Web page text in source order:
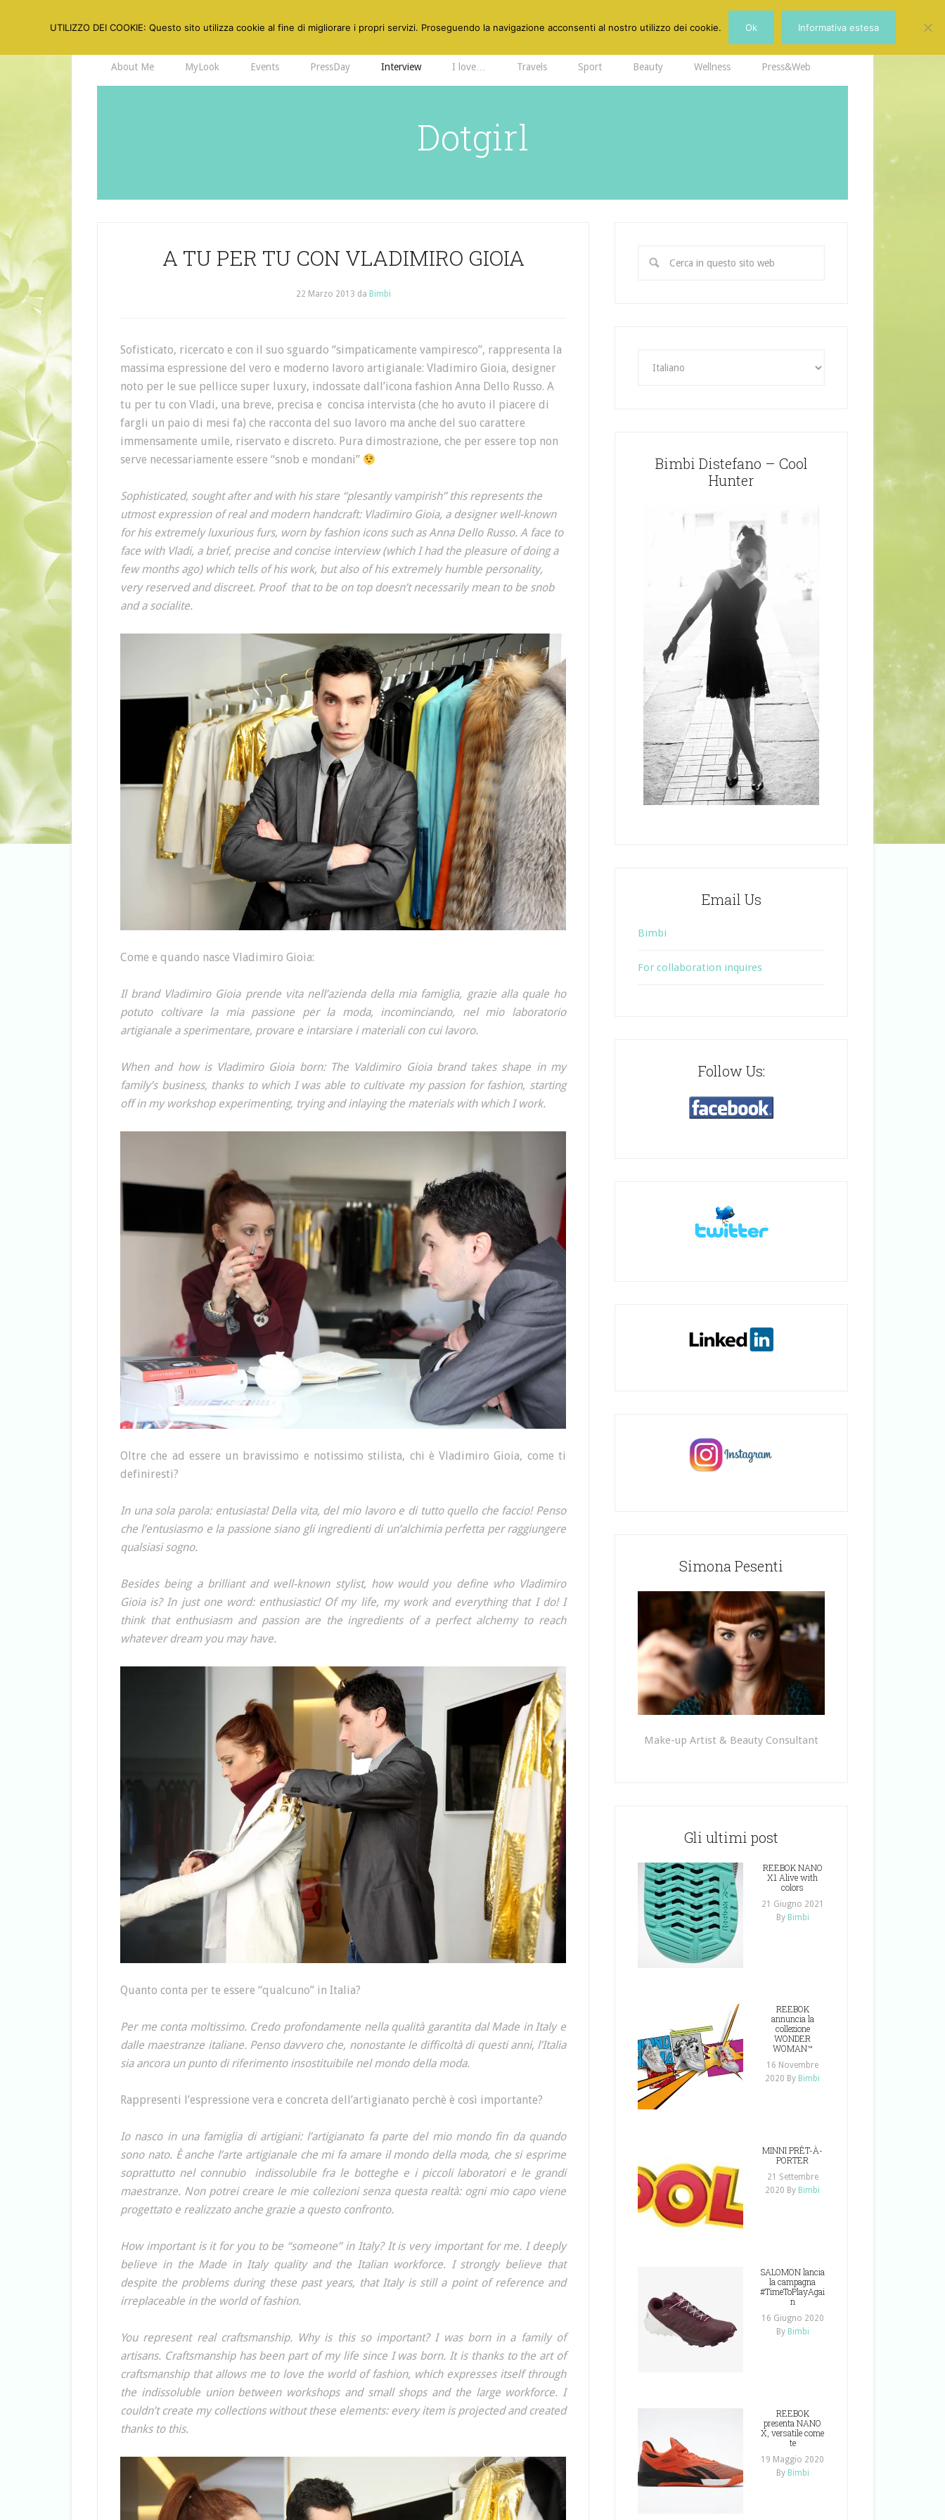
About Me MyLook Events PressDay Interview I love… Travels Sport Beauty Wellness Press&Web
Dotgirl
A TU PER TU CON VLADIMIRO GIOIA
22 Marzo 2013 da Bimbi
Sofisticato, ricercato e con il suo sguardo “simpaticamente vampiresco”, rappresenta la
massima espressione del vero e moderno lavoro artigianale: Vladimiro Gioia, designer
noto per le sue pellicce super luxury, indossate dall’icona fashion Anna Dello Russo. A
tu per tu con Vladi, una breve, precisa e concisa intervista (che ho avuto il piacere di
fargli un paio di mesi fa) che racconta del suo lavoro ma anche del suo carattere
immensamente umile, riservato e discreto. Pura dimostrazione, che per essere top non
serve necessariamente essere “snob e mondani”
Sophisticated, sought after and with his stare “plesantly vampirish” this represents the
utmost expression of real and modern handcraft: Vladimiro Gioia, a designer well-known
for his extremely luxurious furs, worn by fashion icons such as Anna Dello Russo. A face to
face with Vladi, a brief, precise and concise interview (which I had the pleasure of doing a
few months ago) which tells of his work, but also of his extremely humble personality,
very reserved and discreet. Proof that to be on top doesn’t necessarily mean to be snob
and a socialite.
Come e quando nasce Vladimiro Gioia:
Il brand Vladimiro Gioia prende vita nell’azienda della mia famiglia, grazie alla quale ho
potuto coltivare la mia passione per la moda, incominciando, nel mio laboratorio
artigianale a sperimentare, provare e intarsiare i materiali con cui lavoro.
When and how is Vladimiro Gioia born: The Valdimiro Gioia brand takes shape in my
family’s business, thanks to which I was able to cultivate my passion for fashion, starting
off in my workshop experimenting, trying and inlaying the materials with which I work.
Oltre che ad essere un bravissimo e notissimo stilista, chi è Vladimiro Gioia, come ti
definiresti?
In una sola parola: entusiasta! Della vita, del mio lavoro e di tutto quello che faccio! Penso
che l’entusiasmo e la passione siano gli ingredienti di un’alchimia perfetta per raggiungere
qualsiasi sogno.
Besides being a brilliant and well-known stylist, how would you define who Vladimiro
Gioia is? In just one word: enthusiastic! Of my life, my work and everything that I do! I
think that enthusiasm and passion are the ingredients of a perfect alchemy to reach
whatever dream you may have.
Quanto conta per te essere “qualcuno” in Italia?
Per me conta moltissimo. Credo profondamente nella qualità garantita dal Made in Italy e
dalle maestranze italiane. Penso davvero che, nonostante le difficoltà di questi anni, l’Italia
sia ancora un punto di riferimento insostituibile nel mondo della moda.
Rappresenti l’espressione vera e concreta dell’artigianato perchè è così importante?
Io nasco in una famiglia di artigiani: l’artigianato fa parte del mio mondo fin da quando
sono nato. È anche l’arte artigianale che mi fa amare il mondo della moda, che si esprime
soprattutto nel connubio indissolubile fra le botteghe e i piccoli laboratori e le grandi
maestranze. Non potrei creare le mie collezioni senza questa realtà: ogni mio capo viene
progettato e realizzato anche grazie a questo confronto.
How important is it for you to be “someone” in Italy? It is very important for me. I deeply
believe in the Made in Italy quality and the Italian workforce. I strongly believe that
despite the problems during these past years, that Italy is still a point of reference and
irreplaceable in the world of fashion.
You represent real craftsmanship. Why is this so important? I was born in a family of
artisans. Craftsmanship has been part of my life since I was born. It is thanks to the art of
craftsmanship that allows me to love the world of fashion, which expresses itself through
the indissoluble union between workshops and small shops and the large workforce. I
couldn’t create my collections without these elements: every item is projected and created
thanks to this.
Bimbi Distefano – Cool
Hunter
Email Us
Bimbi
For collaboration inquires
Follow Us:
Simona Pesenti
Make-up Artist & Beauty Consultant
Gli ultimi post
REEBOK NANO
X1 Alive with
colors
21 Giugno 2021
By Bimbi
REEBOK
annuncia la
collezione
WONDER
WOMAN™
16 Novembre
2020 By Bimbi
MINNI PRÊT-À-
PORTER
21 Settembre
2020 By Bimbi
SALOMON lancia
la campagna
#TimeToPlayAgai
n
16 Giugno 2020
By Bimbi
REEBOK
presenta NANO
X, versatile come
te
19 Maggio 2020
By Bimbi
UTILIZZO DEI COOKIE: Questo sito utilizza cookie al fine di migliorare i propri servizi. Proseguendo la navigazione acconsenti al nostro utilizzo dei cookie. Ok Informativa estesa